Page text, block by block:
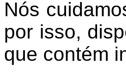
Nós
por isso,
que contém